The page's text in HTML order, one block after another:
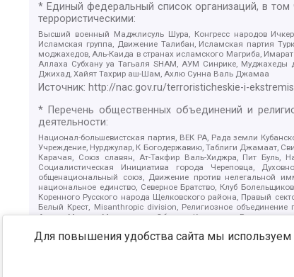
* Единый федеральный список организаций, в том
террористическими:
Высший военный Маджлисуль Шура, Конгресс народов
Исламская группа, Движение Талибан, Исламская партия
моджахедов, Аль-Каида в странах исламского Магриба,
Аллаха Субхану уа Тагьаля SHAM, АУМ Синрике, Муджахеды
Джихад, Хайят Тахрир аш-Шам, Ахлю Сунна Валь Джамаа
Источник: http://nac.gov.ru/terroristicheskie-i-
* Перечень общественных объединений и
деятельности:
Национал-большевистская партия, ВЕК РА, Рада земли
Учреждение, Нурджулар, К Богодержавию, Таблиги Джамаат,
Карачая, Союз славян, Ат-Такфир Валь-Хиджра, Пит Буль,
Социалистическая Инициатива города Череповца,
общенациональный союз, Движение против нелегальной
национальное единство, Северное Братство, Клуб
Коренного Русского народа Щелковского района, Правый
Белый Крест, Misanthropic division, Религиозное
Атака, Мечеть Мирмамеда, Община Коренного Русского
Крю, Союз Славянских Сил Руси, Алля-Аят,
Патриотический клуб-Новокузнецк/РПК, Сибирский
Для повышения удобства сайта мы используем